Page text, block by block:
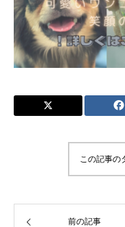
この記事の
前の記事